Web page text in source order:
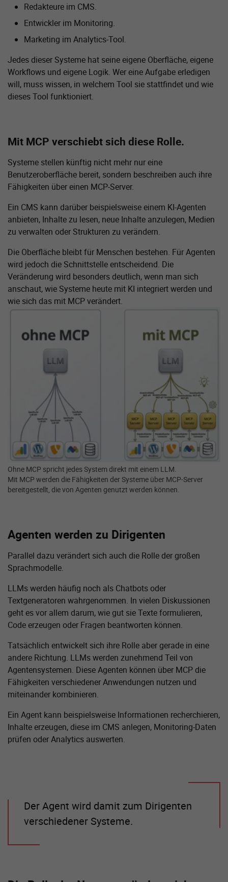
Redakteure im CMS.
Entwickler im Monitoring.
Marketing im Analytics-Tool.
Jedes dieser Systeme hat seine eigene Oberfläche, eigene
Workflows und eigene Logik. Wer eine Aufgabe erledigen
will, muss wissen, in welchem Tool sie stattfindet und wie
dieses Tool funktioniert.
Zeige größere Version von:
Ohne MCP spricht jedes System direkt mit einem LLM.
Mit MCP werden die Fähigkeiten der Systeme über MCP-Server
bereitgestellt, die von Agenten genutzt werden können.
Mit MCP verschiebt sich diese Rolle.
Systeme stellen künftig nicht mehr nur eine
Benutzeroberfläche bereit, sondern beschreiben auch ihre
Fähigkeiten über einen MCP-Server.
Ein CMS kann darüber beispielsweise einem KI-Agenten
anbieten, Inhalte zu lesen, neue Inhalte anzulegen, Medien
zu verwalten oder Strukturen zu verändern.
Die Oberfläche bleibt für Menschen bestehen. Für Agenten
wird jedoch die Schnittstelle entscheidend. Die
Veränderung wird besonders deutlich, wenn man sich
anschaut, wie Systeme heute mit KI integriert werden und
wie sich das mit MCP verändert.
Agenten werden zu Dirigenten
Parallel dazu verändert sich auch die Rolle der großen
Sprachmodelle.
LLMs werden häufig noch als Chatbots oder
Textgeneratoren wahrgenommen. In vielen Diskussionen
geht es vor allem darum, wie gut sie Texte formulieren,
Code erzeugen oder Fragen beantworten können.
Tatsächlich entwickelt sich ihre Rolle aber gerade in eine
andere Richtung. LLMs werden zunehmend Teil von
Agentensystemen. Diese Agenten können über MCP die
Fähigkeiten verschiedener Anwendungen nutzen und
miteinander kombinieren.
Ein Agent kann beispielsweise Informationen recherchieren,
Inhalte erzeugen, diese im CMS anlegen, Monitoring-Daten
prüfen oder Analytics auswerten.
Der Agent wird damit zum Dirigenten
verschiedener Systeme.